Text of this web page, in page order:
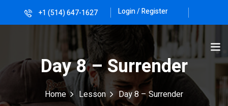
+1 (514) 647-1627 Login / Register
Day 8 – Surrender
Home Lesson Day 8 – Surrender
Sign in Sign up
Sign in
Don’t have an account? Sign up